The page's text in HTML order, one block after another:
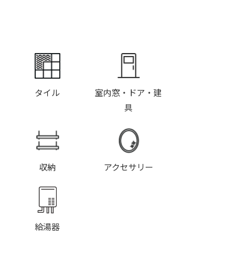
タイル
室内窓・ドア・建
具
収納 アクセサリー
給湯器